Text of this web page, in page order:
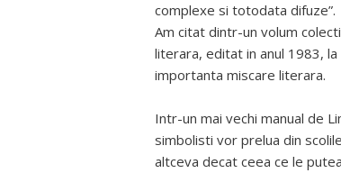
complexe si totodata difuze”.
Am citat dintr-un volum
literara, editat in anul 1983,
importanta miscare literara.
Intr-un mai vechi manual de
simbolisti vor prelua din
altceva decat ceea ce le